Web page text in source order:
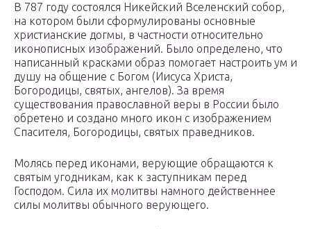
В 787 году состоялся Никейский Вселенский собор,
на котором были сформулированы основные
христианские догмы, в частности относительно
иконописных изображений. Было определено, что
написанный красками образ помогает настроить ум и
душу на общение с Богом (Иисуса Христа,
Богородицы, святых, ангелов). За время
существования православной веры в России было
обретено и создано много икон с изображением
Спасителя, Богородицы, святых праведников.
Молясь перед иконами, верующие обращаются к
святым угодникам, как к заступникам перед
Господом. Сила их молитвы намного действеннее
силы молитвы обычного верующего.